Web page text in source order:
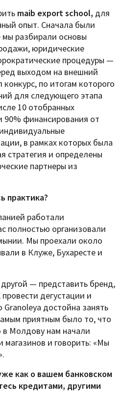
maib export school, для
опыт. Сначала были
разбирали основы
юридические
процедуры —
выходом на внешний
по итогам которого
для следующего этапа
10 отобранных
финансирования от
в рамках которых была
стратегия и определены
партнеры из
практика?
работали
полностью организовали
Мы проехали около
в Клуже, Бухаресте и
— представить бренд,
дегустации и
Granoleya достойна занять
приятным было то, что
в Молдову нам начали
магазинов и говорить: «Мы
как о вашем банковском
кредитами, другими